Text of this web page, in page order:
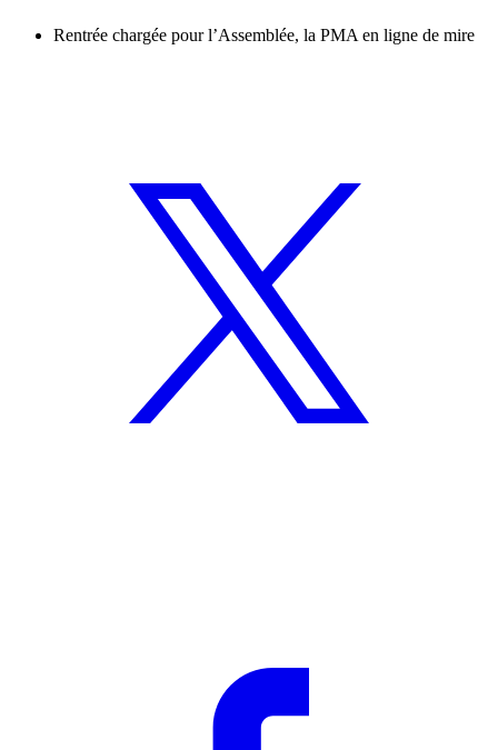
Rentrée chargée pour l’Assemblée, la PMA en ligne de mire